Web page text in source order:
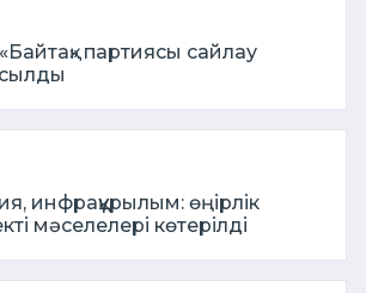
партиясы сайлау
инфрақұрылым: өңірлік
мәселелері көтерілді